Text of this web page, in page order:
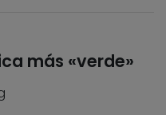
más «verde»